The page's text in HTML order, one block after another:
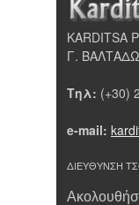
KARDITSA
Γ.
Τηλ: (+30)
e-mail:
ΔΙΕΥΘΥΝΣΗ